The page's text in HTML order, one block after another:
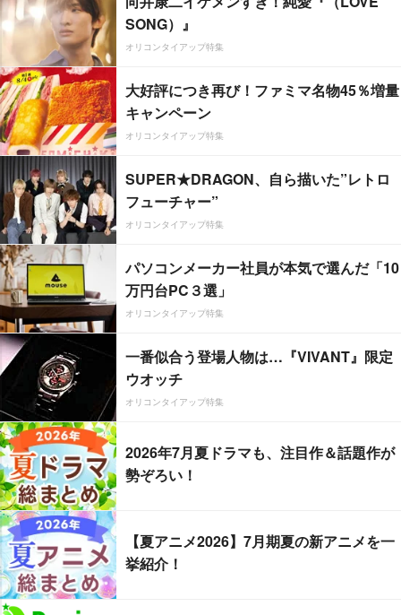
SONG）』
オリコンタイアップ特集
大好評につき再び！ファミマ名物45％増量
キャンペーン
オリコンタイアップ特集
SUPER★DRAGON、自ら描いた”レトロ
フューチャー”
オリコンタイアップ特集
パソコンメーカー社員が本気で選んだ「10
万円台PC３選」
オリコンタイアップ特集
一番似合う登場人物は…『VIVANT』限定
ウオッチ
オリコンタイアップ特集
2026年7月夏ドラマも、注目作＆話題作が
勢ぞろい！
【夏アニメ2026】7月期夏の新アニメを一
挙紹介！